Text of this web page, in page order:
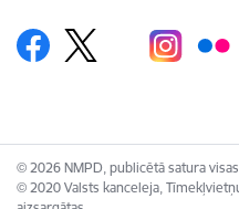
© 2026 NMPD, publicētā satura
© 2020 Valsts kanceleja,